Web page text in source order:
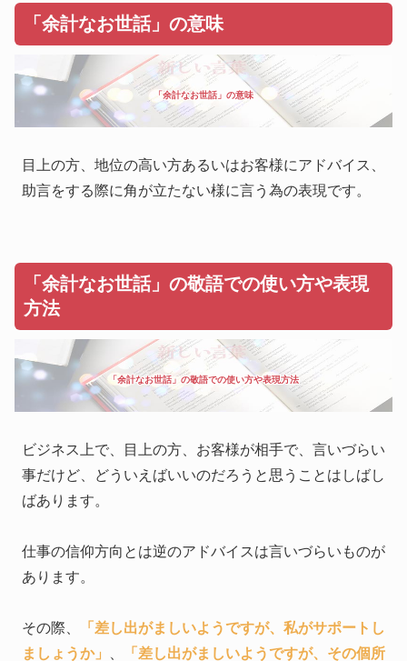
「余計なお世話」の意味
「余計なお世話」の意味
目上の方、地位の高い方あるいはお客様にアドバイス、
助言をする際に角が立たない様に言う為の表現です。
「余計なお世話」の敬語での使い方や表現
方法
「余計なお世話」の敬語での使い方や表現方法
ビジネス上で、目上の方、お客様が相手で、言いづらい
事だけど、どういえばいいのだろうと思うことはしばし
ばあります。
仕事の信仰方向とは逆のアドバイスは言いづらいものが
あります。
その際、
「差し出がましいようですが、私がサポートし
ましょうか」
「差し出がましいようですが、その個所